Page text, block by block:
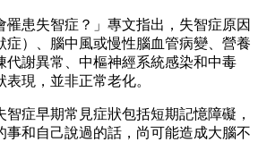
罹患失智症？」專文指出，失智症原因
症）、腦中風或慢性腦血管病變、營養
代謝異常、中樞神經系統感染和中毒
現，並非正常老化。
症早期常見症狀包括短期記憶障礙，
事和自己說過的話，尚可能造成大腦不